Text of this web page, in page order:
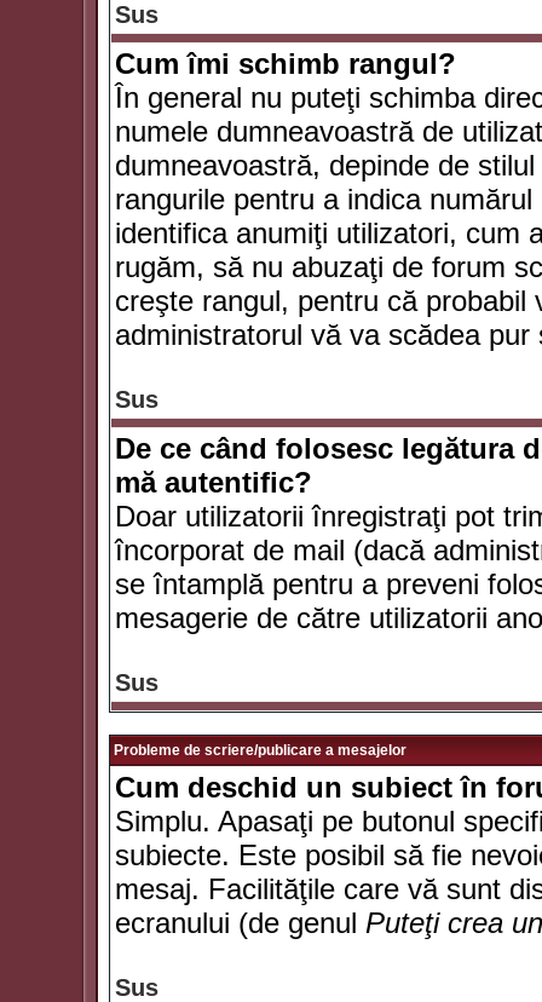
Sus
Cum îmi schimb rangul?
În general nu puteţi schimba
numele dumneavoastră de
dumneavoastră, depinde de
rangurile pentru a indica
identifica anumiţi utilizatori, cum
rugăm, să nu abuzaţi de forum
creşte rangul, pentru că
administratorul vă va scădea
Sus
De ce când folosesc legătura
mă autentific?
Doar utilizatorii înregistraţi pot
încorporat de mail (dacă
se întamplă pentru a preveni
mesagerie de către utilizatorii
Sus
Probleme de scriere/publicare a mesajelor
Cum deschid un subiect în
Simplu. Apasaţi pe butonul
subiecte. Este posibil să fie
mesaj. Facilităţile care vă sunt
ecranului (de genul Puteţi crea
Sus